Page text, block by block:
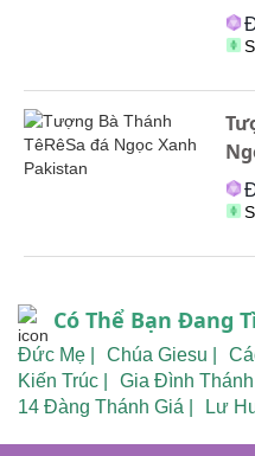
Có Thể Bạn Đang
Đức Mẹ | Chúa Giesu |
Kiến Trúc |
Gia Đình Thánh
14 Đàng Thánh Giá |
Lư